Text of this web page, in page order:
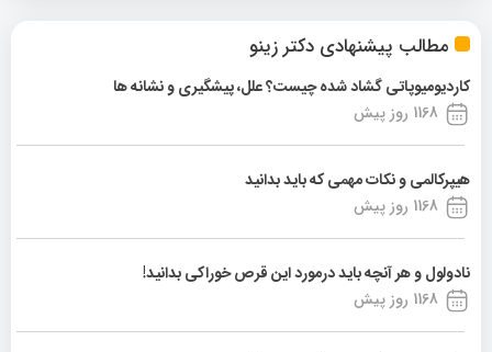
مطالب پیشنهادی دکتر زینو
کاردیومیوپاتی گشاد شده چیست؟ علل، پیشگیری و نشانه ها
1168 روز پیش
هیپرکالمی و نکات مهمی که باید بدانید
1168 روز پیش
نادولول و هر آنچه باید درمورد این قرص خوراکی بدانید!
1168 روز پیش